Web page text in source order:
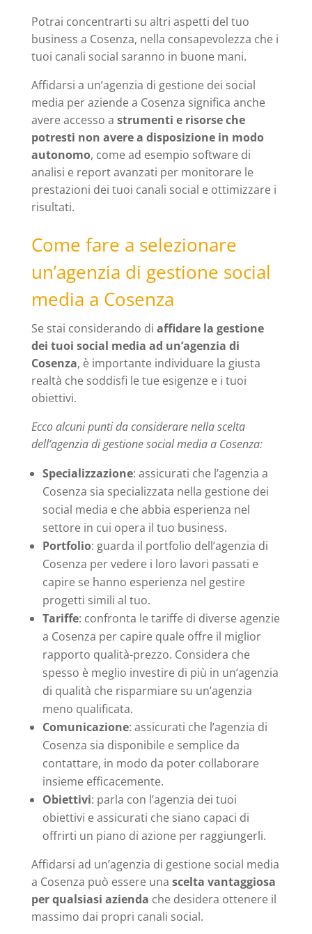
Potrai concentrarti su altri aspetti del tuo
business a Cosenza, nella consapevolezza che i
tuoi canali social saranno in buone mani.
Affidarsi a un’agenzia di gestione dei social
media per aziende a Cosenza significa anche
avere accesso a strumenti e risorse che
potresti non avere a disposizione in modo
autonomo, come ad esempio software di
analisi e report avanzati per monitorare le
prestazioni dei tuoi canali social e ottimizzare i
risultati.
Come fare a selezionare
un’agenzia di gestione social
media a Cosenza
Se stai considerando di affidare la gestione
dei tuoi social media ad un’agenzia di
Cosenza, è importante individuare la giusta
realtà che soddisfi le tue esigenze e i tuoi
obiettivi.
Ecco alcuni punti da considerare nella scelta
dell’agenzia di gestione social media a Cosenza:
Specializzazione: assicurati che l’agenzia a
Cosenza sia specializzata nella gestione dei
social media e che abbia esperienza nel
settore in cui opera il tuo business.
Portfolio: guarda il portfolio dell’agenzia di
Cosenza per vedere i loro lavori passati e
capire se hanno esperienza nel gestire
progetti simili al tuo.
Tariffe: confronta le tariffe di diverse agenzie
a Cosenza per capire quale offre il miglior
rapporto qualità-prezzo. Considera che
spesso è meglio investire di più in un’agenzia
di qualità che risparmiare su un’agenzia
meno qualificata.
Comunicazione: assicurati che l’agenzia di
Cosenza sia disponibile e semplice da
contattare, in modo da poter collaborare
insieme efficacemente.
Obiettivi: parla con l’agenzia dei tuoi
obiettivi e assicurati che siano capaci di
offrirti un piano di azione per raggiungerli.
Affidarsi ad un’agenzia di gestione social media
a Cosenza può essere una scelta vantaggiosa
per qualsiasi azienda che desidera ottenere il
massimo dai propri canali social.